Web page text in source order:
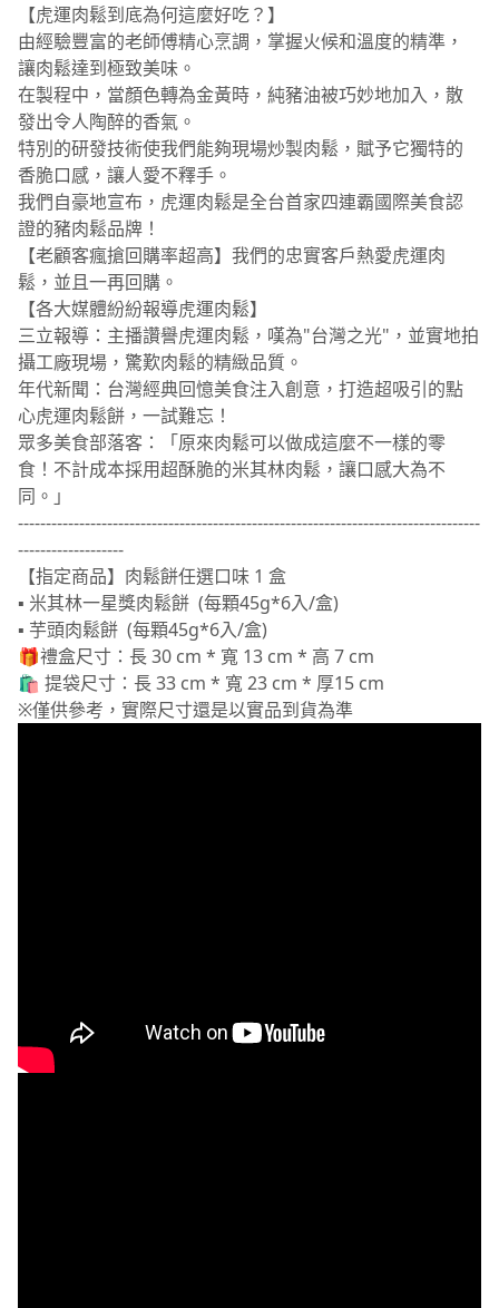
【虎運肉鬆到底為何這麼好吃？】
由經驗豐富的老師傅精心烹調，掌握火候和溫度的精準，
讓肉鬆達到極致美味。
在製程中，當顏色轉為金黃時，純豬油被巧妙地加入，散
發出令人陶醉的香氣。
特別的研發技術使我們能夠現場炒製肉鬆，賦予它獨特的
香脆口感，讓人愛不釋手。
我們自豪地宣布，虎運肉鬆是全台首家四連霸國際美食認
證的豬肉鬆品牌！
【老顧客瘋搶回購率超高】我們的忠實客戶熱愛虎運肉
鬆，並且一再回購。
【各大媒體紛紛報導虎運肉鬆】
三立報導：主播讚譽虎運肉鬆，嘆為"台灣之光"，並實地拍
攝工廠現場，驚歎肉鬆的精緻品質。
年代新聞：台灣經典回憶美食注入創意，打造超吸引的點
心虎運肉鬆餅，一試難忘！
眾多美食部落客：「原來肉鬆可以做成這麼不一樣的零
食！不計成本採用超酥脆的米其林肉鬆，讓口感大為不
同。」
-----------------------------------------------------------------------------------
-------------------
【指定商品】肉鬆餅任選口味 1 盒
▪ 米其林一星獎肉鬆餅 (每顆45g*6入/盒)
▪ 芋頭肉鬆餅 (每顆45g*6入/盒)
🎁禮盒尺寸：長 30 cm * 寬 13 cm * 高 7 cm
🛍 提袋尺寸：長 33 cm * 寬 23 cm * 厚15 cm
※僅供參考，實際尺寸還是以實品到貨為準